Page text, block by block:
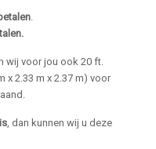
.
wij voor jou ook 20 ft.
x 2.33 m x 2.37 m) voor
, dan kunnen wij u deze